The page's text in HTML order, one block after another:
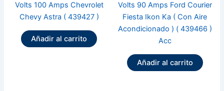
Volts 100 Amps Chevrolet
Chevy Astra ( 439427 )
Añadir al carrito
Volts 90 Amps Ford Courier
Fiesta Ikon Ka ( Con Aire
Acondicionado ) ( 439466 )
Acc
Añadir al carrito